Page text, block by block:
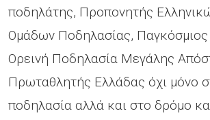
ποδηλάτης, Προπονητής
Ομάδων Ποδηλασίας,
Ορεινή Ποδηλασία Μεγάλης
Πρωταθλητής Ελλάδας όχι μόνο
ποδηλασία αλλά και στο δρόμο